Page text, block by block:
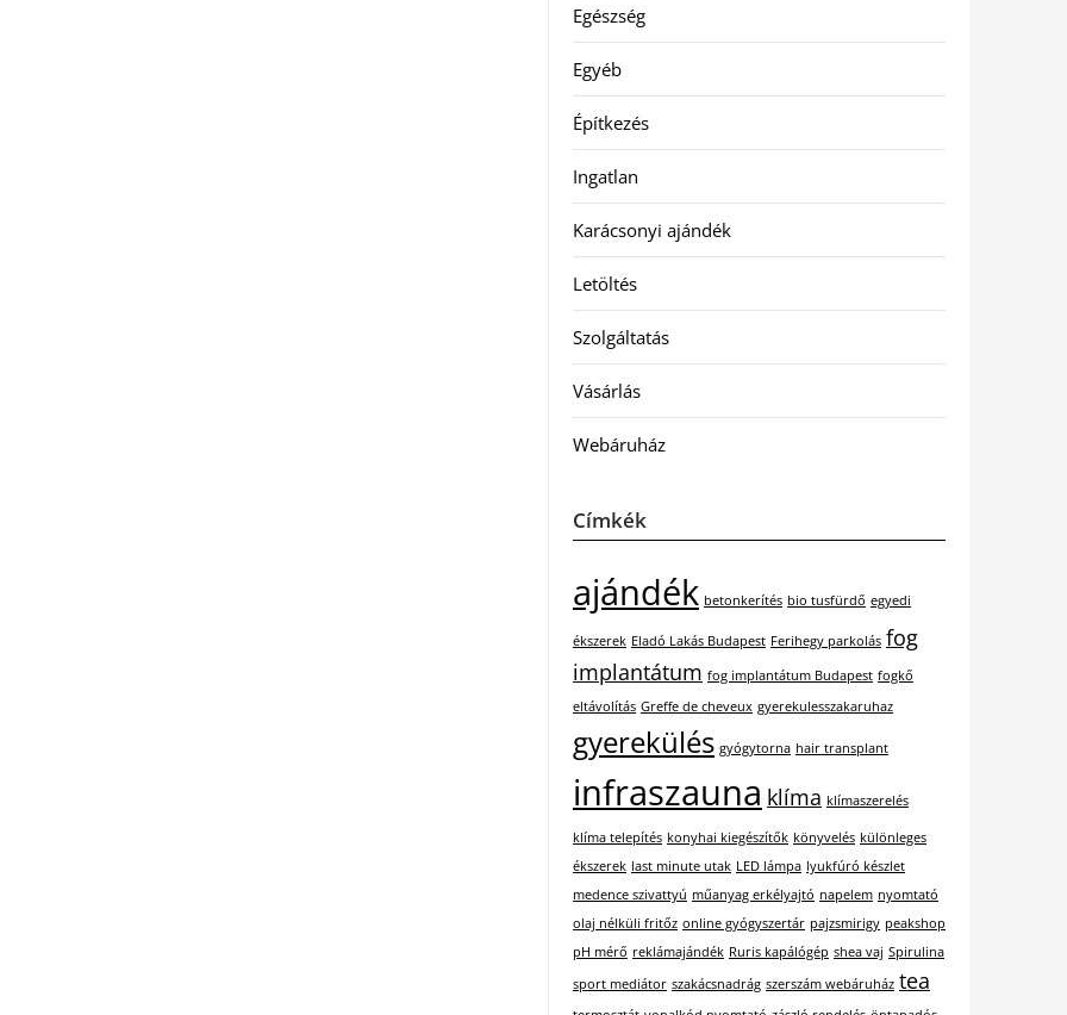
Egészség
Egyéb
Építkezés
Ingatlan
Karácsonyi ajándék
Letöltés
Szolgáltatás
Vásárlás
Webáruház
Címkék
ajándék betonkerítés bio tusfürdő egyedi
ékszerek Eladó Lakás Budapest Ferihegy parkolás fog
implantátum fog implantátum Budapest fogkő
eltávolítás Greffe de cheveux gyerekulesszakaruhaz
gyerekülés gyógytorna hair transplant
infraszauna klíma klímaszerelés
klíma telepítés konyhai kiegészítők könyvelés különleges
ékszerek last minute utak LED lámpa lyukfúró készlet
medence szivattyú műanyag erkélyajtó napelem nyomtató
olaj nélküli fritőz online gyógyszertár pajzsmirigy peakshop
pH mérő reklámajándék Ruris kapálógép shea vaj Spirulina
sport mediátor szakácsnadrág szerszám webáruház tea